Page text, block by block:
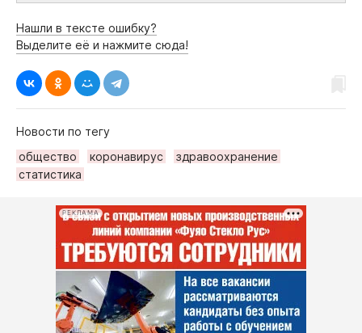
Нашли в тексте ошибку?
Выделите её и нажмите сюда!
Новости по тегу
общество
коронавирус
здравоохранение
статистика
РЕКЛАМА